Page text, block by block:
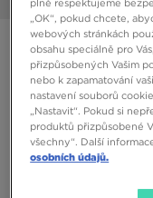
CONVERSE CHUCK
1090 Kč
Dostupné Barvy
plně respektujeme
„OK“, pokud chcete,
webových stránkách
obsahu speciálně pro
přizpůsobených Vašim
nebo k zapamatování
nastavení souborů
„Nastavit“. Pokud si
produktů přizpůsobené
všechny“. Další
osobních údajů.